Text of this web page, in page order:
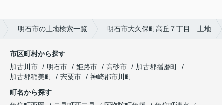
明石市の土地検索一覧 明石市大久保町高丘７丁目 土地
市区町村から探す
加古川市
明石市 姫路市 高砂市
加古郡播磨町
加古郡稲美町
宍粟市
神崎郡市川町
町名から探す